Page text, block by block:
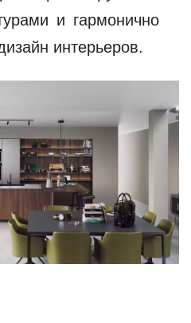
и гармонично
интерьеров.